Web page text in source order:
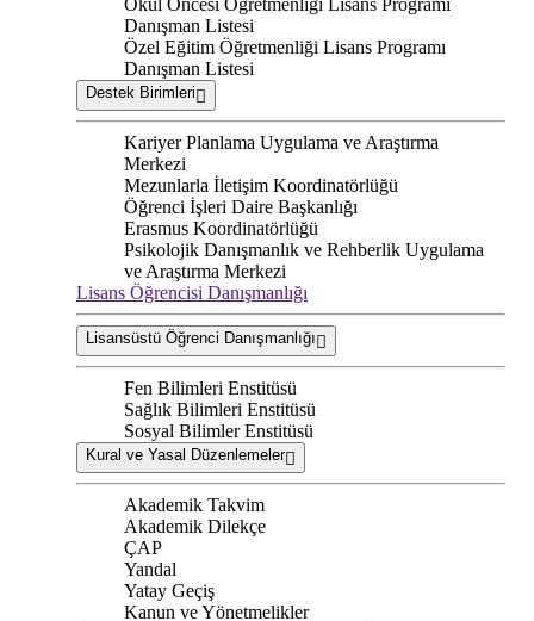
Okul Öncesi Öğretmenliği Lisans Programı
Danışman Listesi
Özel Eğitim Öğretmenliği Lisans Programı
Danışman Listesi
Destek Birimleri
Kariyer Planlama Uygulama ve Araştırma
Merkezi
Mezunlarla İletişim Koordinatörlüğü
Öğrenci İşleri Daire Başkanlığı
Erasmus Koordinatörlüğü
Psikolojik Danışmanlık ve Rehberlik Uygulama
ve Araştırma Merkezi
Lisans Öğrencisi Danışmanlığı
Lisansüstü Öğrenci Danışmanlığı
Fen Bilimleri Enstitüsü
Sağlık Bilimleri Enstitüsü
Sosyal Bilimler Enstitüsü
Kural ve Yasal Düzenlemeler
Akademik Takvim
Akademik Dilekçe
ÇAP
Yandal
Yatay Geçiş
Kanun ve Yönetmelikler